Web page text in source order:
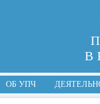
В
ОБ УПЧ